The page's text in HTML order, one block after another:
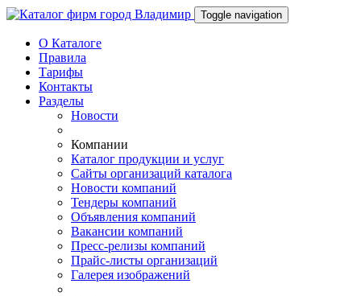
Toggle navigation
О Каталоге
Правила
Тарифы
Контакты
Разделы
Новости
Компании
Каталог продукции и услуг
Сайты организаций каталога
Новости компаний
Тендеры компаний
Объявления компаний
Вакансии компаний
Пресс-релизы компаний
Прайс-листы организаций
Галерея изображений